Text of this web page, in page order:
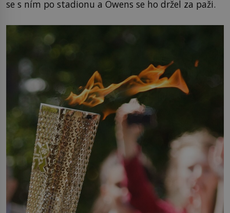
se s ním po stadionu a Owens se ho držel za paži.